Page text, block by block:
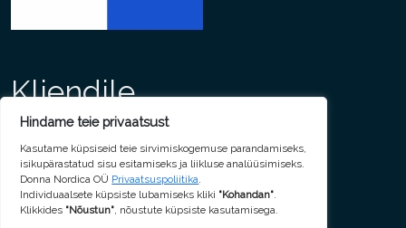
Kliendile
Maksmine
Saatmine
Garantii
Tagastamine
Isikuandmed